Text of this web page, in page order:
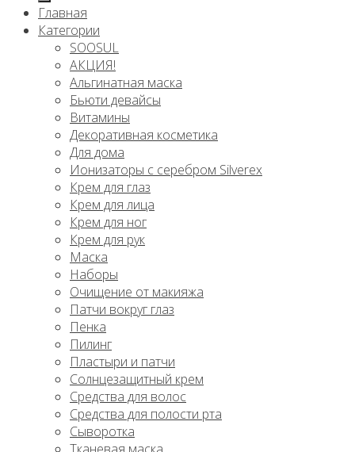
Главная
Категории
SOOSUL
АКЦИЯ!
Альгинатная маска
Бьюти девайсы
Витамины
Декоративная косметика
Для дома
Ионизаторы с серебром Silverex
Крем для глаз
Крем для лица
Крем для ног
Крем для рук
Маска
Наборы
Очищение от макияжа
Патчи вокруг глаз
Пенка
Пилинг
Пластыри и патчи
Солнцезащитный крем
Средства для волос
Средства для полости рта
Сыворотка